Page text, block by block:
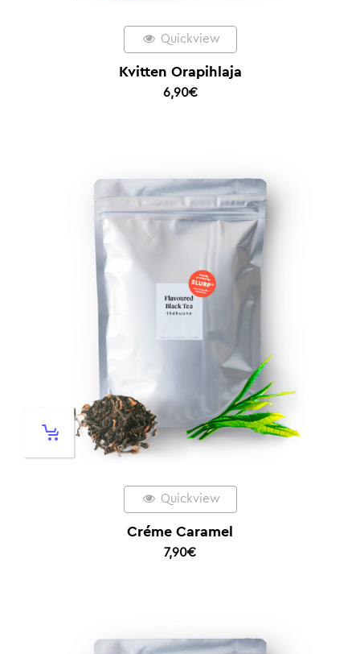
Quickview
Kvitten Orapihlaja
6,90€
Quickview
Créme Caramel
7,90€